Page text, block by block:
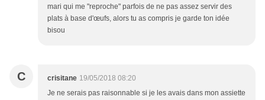
mari qui me "reproche" parfois de ne pas assez servir des
plats à base d'œufs, alors tu as compris je garde ton idée
bisou
C crisitane 19/05/2018 08:20
Je ne serais pas raisonnable si je les avais dans mon assiette